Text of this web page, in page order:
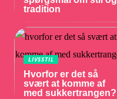
tradition
LIVSSTIL
Hvorfor er det så
svært at komme af
med sukkertrangen?